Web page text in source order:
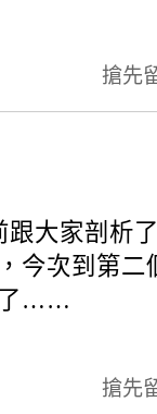
搶先
跟大家剖析
今次到第二
了……
搶先